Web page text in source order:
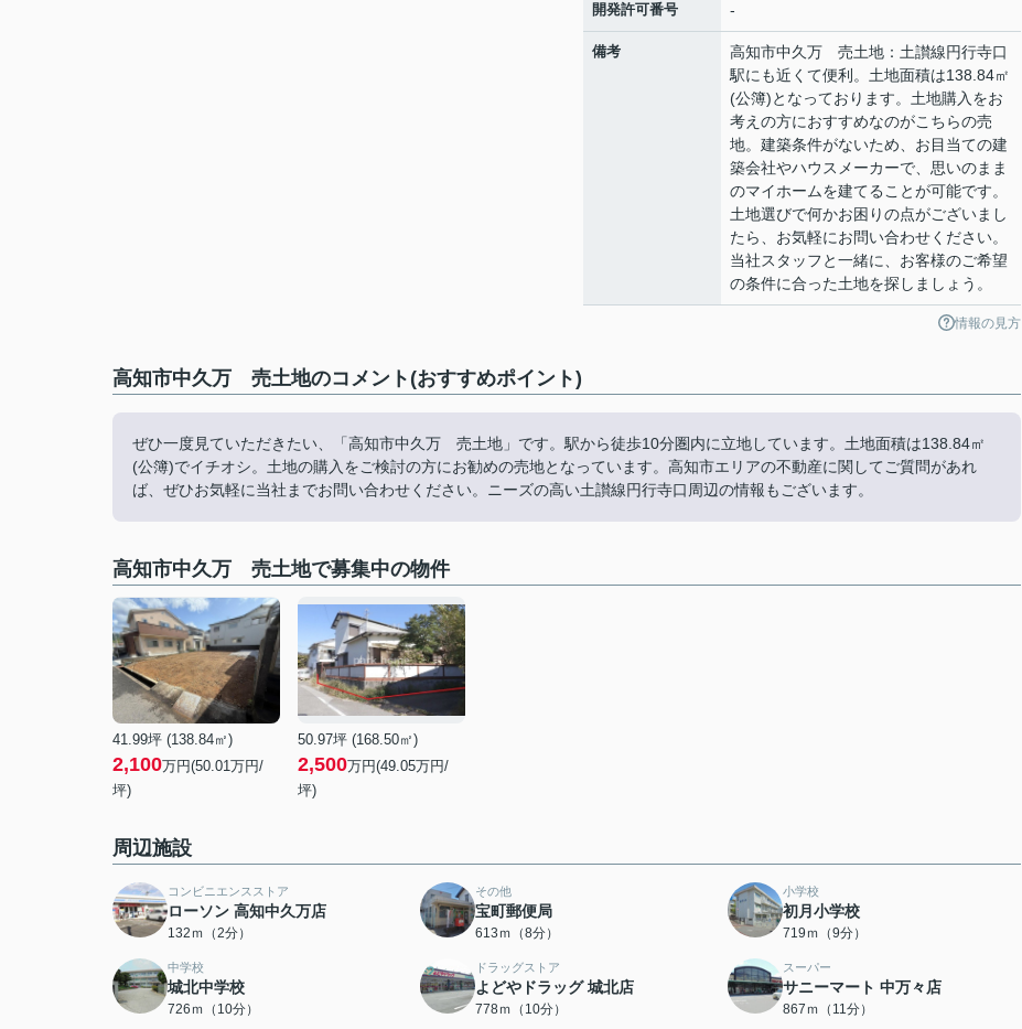
開発許可番号 -
備考
高知市中久万 売土地：土讃線円行寺口
駅にも近くて便利。土地面積は138.84㎡
(公簿)となっております。土地購入をお
考えの方におすすめなのがこちらの売
地。建築条件がないため、お目当ての建
築会社やハウスメーカーで、思いのまま
のマイホームを建てることが可能です。
土地選びで何かお困りの点がございまし
たら、お気軽にお問い合わせください。
当社スタッフと一緒に、お客様のご希望
の条件に合った土地を探しましょう。
情報の見方
高知市中久万 売土地のコメント(おすすめポイント)
ぜひ一度見ていただきたい、「高知市中久万 売土地」です。駅から徒歩10分圏内に立地しています。土地面積は138.84㎡
(公簿)でイチオシ。土地の購入をご検討の方にお勧めの売地となっています。高知市エリアの不動産に関してご質問があれ
ば、ぜひお気軽に当社までお問い合わせください。ニーズの高い土讃線円行寺口周辺の情報もございます。
高知市中久万 売土地で募集中の物件
41.99坪 (138.84㎡)
2,100万円(50.01万円/
坪)
50.97坪 (168.50㎡)
2,500万円(49.05万円/
坪)
周辺施設
コンビニエンスストア
ローソン 高知中久万店
132ｍ（2分）
その他
宝町郵便局
613ｍ（8分）
小学校
初月小学校
719ｍ（9分）
中学校
城北中学校
726ｍ（10分）
ドラッグストア
よどやドラッグ 城北店
778ｍ（10分）
スーパー
サニーマート 中万々店
867ｍ（11分）